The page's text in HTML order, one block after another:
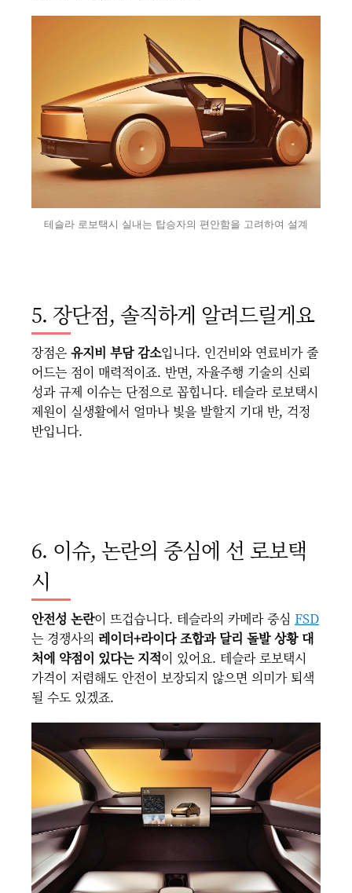
테슬라 로보택시 실내는 탑승자의 편안함을 고려하여 설계
5. 장단점, 솔직하게 알려드릴게요
장점은 유지비 부담 감소입니다. 인건비와 연료비가 줄
어드는 점이 매력적이죠. 반면, 자율주행 기술의 신뢰
성과 규제 이슈는 단점으로 꼽힙니다. 테슬라 로보택시
제원이 실생활에서 얼마나 빛을 발할지 기대 반, 걱정
반입니다.
6. 이슈, 논란의 중심에 선 로보택
시
안전성 논란이 뜨겁습니다. 테슬라의 카메라 중심 FSD
는 경쟁사의 레이더+라이다 조합과 달리 돌발 상황 대
처에 약점이 있다는 지적이 있어요. 테슬라 로보택시
가격이 저렴해도 안전이 보장되지 않으면 의미가 퇴색
될 수도 있겠죠.